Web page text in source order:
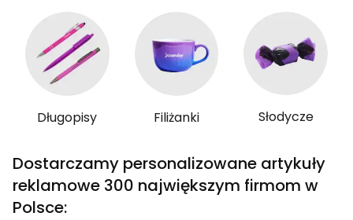
Długopisy Filiżanki Słodycze
Dostarczamy personalizowane artykuły
reklamowe 300 największym firmom w
Polsce: